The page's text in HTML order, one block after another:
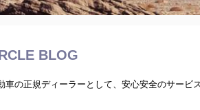
BLOG
の正規ディーラーとして、安心安全のサービ